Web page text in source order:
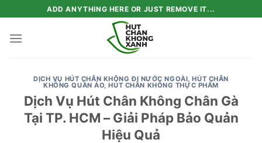
to
content
ADD ANYTHING HERE OR JUST REMOVE IT...
DỊCH VỤ HÚT CHÂN KHÔNG ĐI NƯỚC NGOÀI,HÚT CHÂN
KHÔNG QUẦN ÁO,HÚT CHÂN KHÔNG THỰC PHẨM
Dịch Vụ Hút Chân Không Chân Gà
Tại TP. HCM – Giải Pháp Bảo Quản
Hiệu Quả